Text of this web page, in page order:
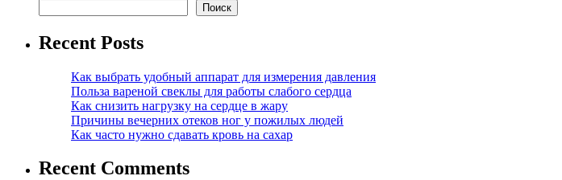
Поиск
Recent Posts
Как выбрать удобный аппарат для измерения давления
Польза вареной свеклы для работы слабого сердца
Как снизить нагрузку на сердце в жару
Причины вечерних отеков ног у пожилых людей
Как часто нужно сдавать кровь на сахар
Recent Comments